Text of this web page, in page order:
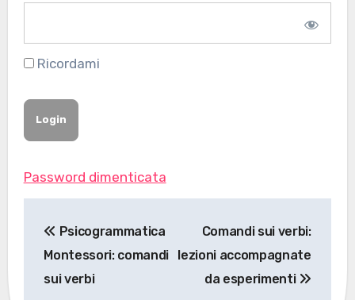
Ricordami
Password dimenticata
articoli
Psicogrammatica
Montessori: comandi
sui verbi
Comandi sui verbi:
lezioni accompagnate
da esperimenti